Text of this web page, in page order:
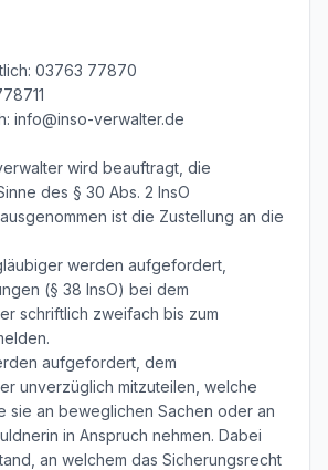
03763 77870
info@inso-verwalter.de
wird beauftragt, die
des § 30 Abs. 2 InsO
ist die Zustellung an die
werden aufgefordert,
(§ 38 InsO) bei dem
schriftlich zweifach bis zum
aufgefordert, dem
unverzüglich mitzuteilen, welche
sie an beweglichen Sachen oder an
in Anspruch nehmen. Dabei
an welchem das Sicherungsrecht